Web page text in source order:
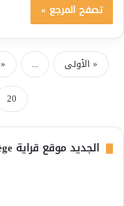
تصفح المرجع »
« الأولى ...
«
20
الجديد موقع قراية Collège